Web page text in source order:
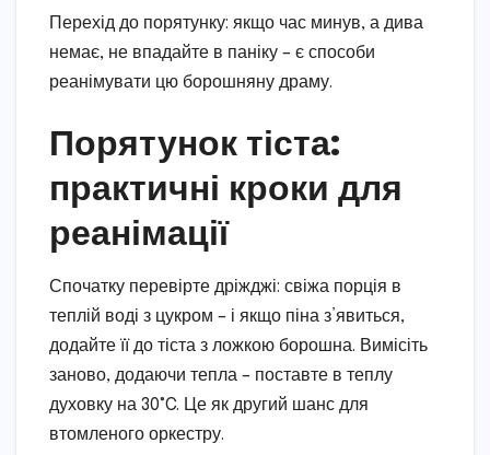
Перехід до порятунку: якщо час минув, а дива
немає, не впадайте в паніку – є способи
реанімувати цю борошняну драму.
Порятунок тіста:
практичні кроки для
реанімації
Спочатку перевірте дріжджі: свіжа порція в
теплій воді з цукром – і якщо піна з’явиться,
додайте її до тіста з ложкою борошна. Вимісіть
заново, додаючи тепла – поставте в теплу
духовку на 30°C. Це як другий шанс для
втомленого оркестру.